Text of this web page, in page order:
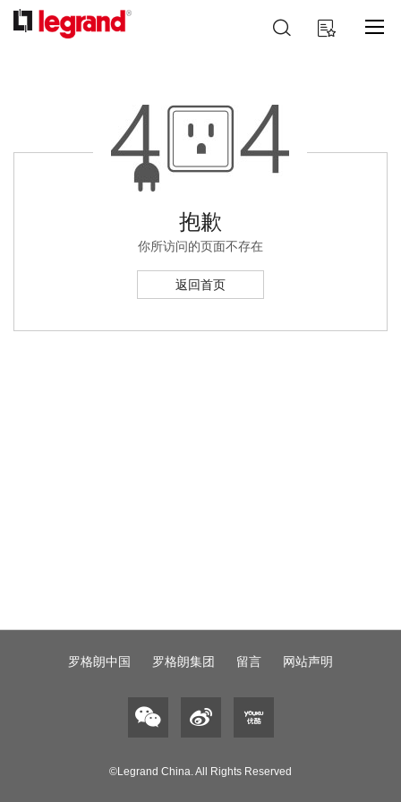
跳
到
我的购物车
索
抱歉
你所访问的页面不存在
返回首页
罗格朗中国 罗格朗集团 留言 网站声明
©Legrand China. All Rights Reserved